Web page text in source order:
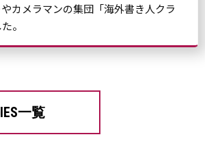
カメラマンの集団「海外書き人クラ
。
一覧